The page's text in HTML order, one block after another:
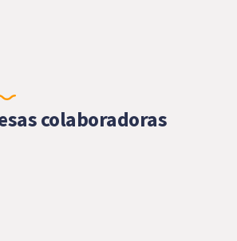
colaboradoras